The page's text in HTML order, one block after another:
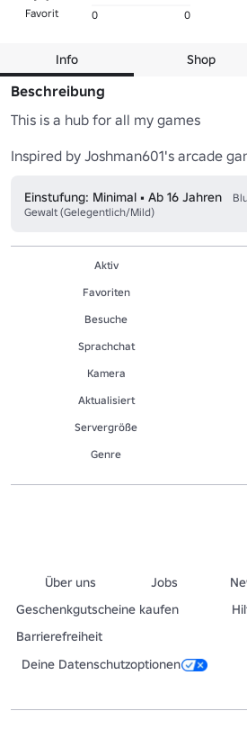
Favorit 0 0
Info Shop
Beschreibung
This is a hub for all my games
Einstufung: Minimal • Ab 16 Jahren
Gewalt (Gelegentlich/Mild)
Aktiv
Favoriten
Besuche
Sprachchat
Kamera
Aktualisiert
Servergröße
Genre
Über uns Jobs
Geschenkgutscheine kaufen
Barrierefreiheit
Deine Datenschutzoptionen